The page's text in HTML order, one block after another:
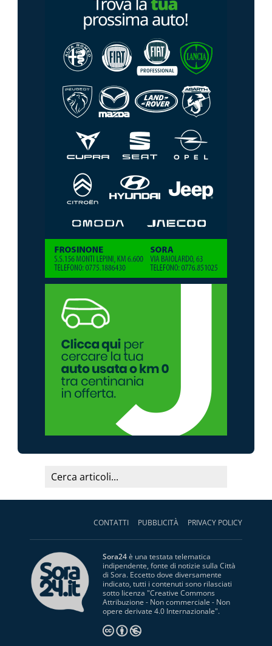
CONTATTI PUBBLICITÀ PRIVACY POLICY
Sora24è una testata telematica
indipendente, fonte di notizie sulla Città
di Sora. Eccetto dove diversamente
indicato, tutti i contenuti sono rilasciati
sotto licenza "Creative Commons
Attribuzione - Non commerciale - Non
opere derivate 4.0 Internazionale".